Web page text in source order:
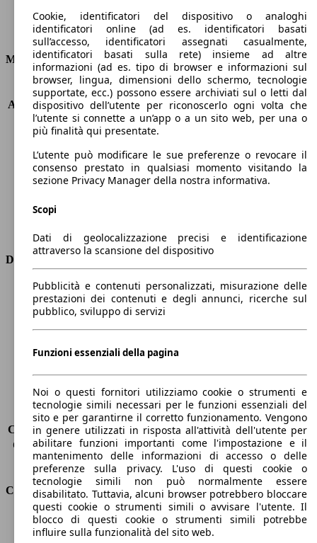
Consumi
Motore e Prestazioni
KW (PS)
73 kW (99 PS)
Accelerazione (0-100 km/h)
10.9s
Velocità massima (km/h)
180 km/h
Numero di marce
6
Coppia
142 nm
Cilindrata
1798 ccm
Carburante
Elettrica/Benzina
Trasmissione
Dimensioni
Lunghezza
4330 mm
Altezza
1490 mm
Larghezza
Peso massimo
1815 kg
Sedili
5
Carico sul tetto
-
Capacità di traino (senza freni) -
Capacità di traino (con freni)
390 kg
Volume del bagagliaio
360 - 1200 l
Consumi
Emissioni di CO2*
93 g/km (komb.)
Consumo (urbano)
3.5 l/100km
Cookie, identificatori del dispositivo o analoghi
identificatori online (ad es. identificatori basati
sull’accesso, identificatori assegnati casualmente,
identificatori basati sulla rete) insieme ad altre
informazioni (ad es. tipo di browser e informazioni sul
browser, lingua, dimensioni dello schermo, tecnologie
supportate, ecc.) possono essere archiviati sul o letti dal
dispositivo dell’utente per riconoscerlo ogni volta che
l’utente si connette a un’app o a un sito web, per una o
più finalità qui presentate.
L’utente può modificare le sue preferenze o revocare il
consenso prestato in qualsiasi momento visitando la
sezione Privacy Manager della nostra informativa.
Scopi
Dati di geolocalizzazione precisi e identificazione
attraverso la scansione del dispositivo
Pubblicità e contenuti personalizzati, misurazione delle
prestazioni dei contenuti e degli annunci, ricerche sul
pubblico, sviluppo di servizi
Funzioni essenziali della pagina
Noi o questi fornitori utilizziamo cookie o strumenti e
tecnologie simili necessari per le funzioni essenziali del
sito e per garantirne il corretto funzionamento. Vengono
in genere utilizzati in risposta all'attività dell'utente per
abilitare funzioni importanti come l'impostazione e il
mantenimento delle informazioni di accesso o delle
preferenze sulla privacy. L'uso di questi cookie o
tecnologie simili non può normalmente essere
disabilitato. Tuttavia, alcuni browser potrebbero bloccare
questi cookie o strumenti simili o avvisare l'utente. Il
blocco di questi cookie o strumenti simili potrebbe
influire sulla funzionalità del sito web.